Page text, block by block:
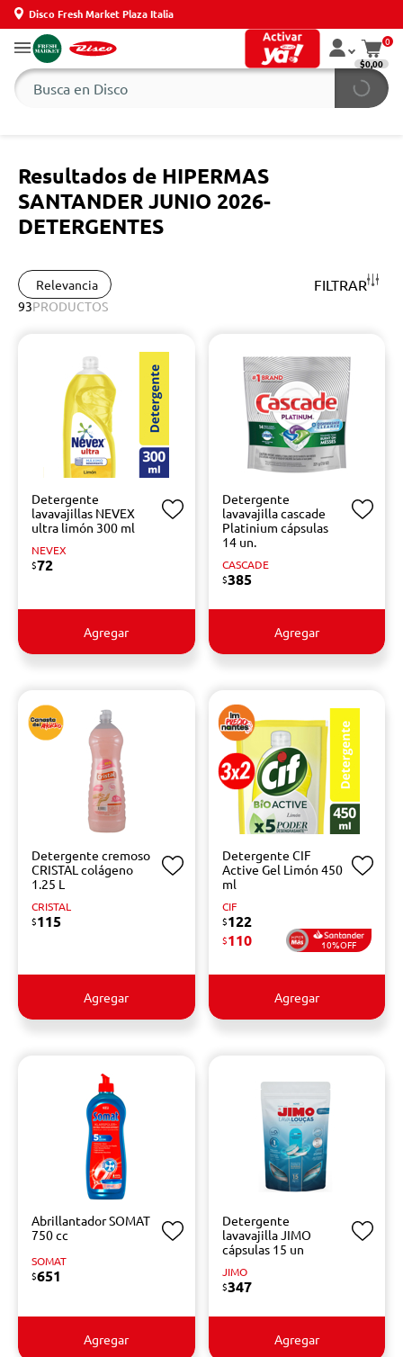
Disco Fresh Market Plaza Italia
0
$0,00
Resultados de HIPERMAS
SANTANDER JUNIO 2026-
DETERGENTES
Relevancia FILTRAR
93PRODUCTOS
Detergente
lavavajillas NEVEX
ultra limón 300 ml
NEVEX
$72
Agregar
Detergente
lavavajilla cascade
Platinium cápsulas
14 un.
CASCADE
$385
Agregar
Detergente cremoso
CRISTAL colágeno
1.25 L
CRISTAL
$115
Agregar
Detergente CIF
Active Gel Limón 450
ml
CIF
$122
$110 10%OFF
Agregar
Abrillantador SOMAT
750 cc
SOMAT
$651
Agregar
Detergente
lavavajilla JIMO
cápsulas 15 un
JIMO
$347
Agregar